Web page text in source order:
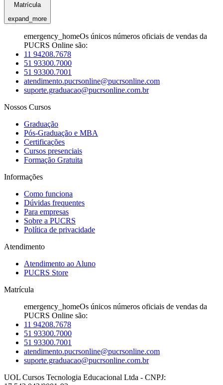
Matrícula
expand_more
emergency_homeOs únicos números oficiais de vendas da
PUCRS Online são:
11 94208.7678
51 93300.7000
51 93300.7001
atendimento.pucrsonline@pucrsonline.com
suporte.graduacao@pucrsonline.com.br
Nossos Cursos
Graduação
Pós-Graduação e MBA
Certificações
Cursos presenciais
Formação Gratuita
Informações
Como funciona
Dúvidas frequentes
Para empresas
Sobre a PUCRS
Política de privacidade
Atendimento
Atendimento ao Aluno
PUCRS Store
Matrícula
emergency_homeOs únicos números oficiais de vendas da
PUCRS Online são:
11 94208.7678
51 93300.7000
51 93300.7001
atendimento.pucrsonline@pucrsonline.com
suporte.graduacao@pucrsonline.com.br
UOL Cursos Tecnologia Educacional Ltda - CNPJ: